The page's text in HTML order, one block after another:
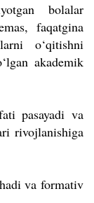
bolalar
faqatgina
o‘qitishni
akademik
pasayadi va
rivojlanishiga
va formativ